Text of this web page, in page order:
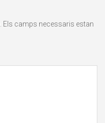
Els camps necessaris estan